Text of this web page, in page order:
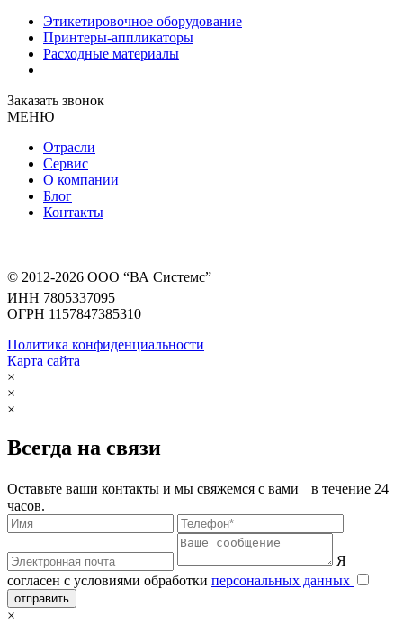
Этикетировочное оборудование
Принтеры-аппликаторы
Расходные материалы
Заказать звонок
МЕНЮ
Отрасли
Сервис
О компании
Блог
Контакты
© 2012-2026 ООО “ВА Системс”
ИНН 7805337095
ОГРН 1157847385310
Политика конфиденциальности
Карта сайта
×
×
×
Всегда на связи
Оставьте ваши контакты и мы свяжемся с вами в течение 24
часов.
Я
согласен с условиями обработки персональных данных
отправить
×